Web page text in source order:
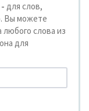
- для слов,
Вы можете
любого слова из
для